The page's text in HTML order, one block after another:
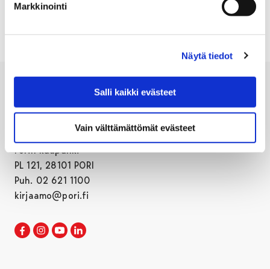
Markkinointi
Näytä tiedot
Salli kaikki evästeet
Vain välttämättömät evästeet
Porin kaupunki
PL 121, 28101 PORI
Puh. 02 621 1100
kirjaamo@pori.fi
Porin kaupunki Facebookissa
Avautuu uudessa välilehdessä
Porin kaupunki Instagramissa
Avautuu uudessa välilehdessä
Porin kaupunki Youtubessa
Avautuu uudessa välilehdessä